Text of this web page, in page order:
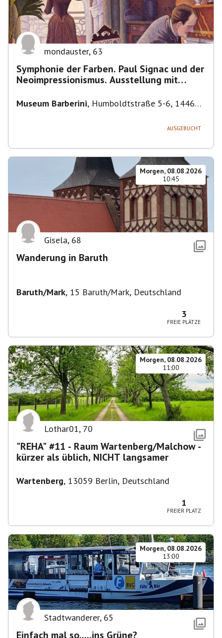
mondauster, 63
Symphonie der Farben. Paul Signac und der
Neoimpressionismus. Ausstellung mit
Museum Barberini, Humboldtstraße 5-6, 14467
AUSGEBUCHT
Morgen, 08.08.2026
10:45
Gisela, 68
Wanderung in Baruth
Baruth/Mark, 15 Baruth/Mark, Deutschland
3
FREIE PLÄTZE
Morgen, 08.08.2026
11:00
Lothar01, 70
"REHA" #11 - Raum Wartenberg/Malchow -
kürzer als üblich, NICHT langsamer
Wartenberg, 13059 Berlin, Deutschland
1
FREIER PLATZ
Morgen, 08.08.2026
13:00
Stadtwanderer, 65
Einfach mal so.....ins Grüne?